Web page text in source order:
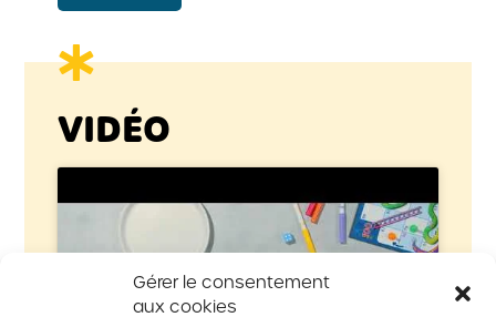
Gérer le consentement
aux cookies
VIDÉO
Cliquez pour accepter les cookies